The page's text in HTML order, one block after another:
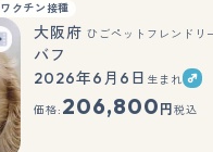
ワクチン接種
も
大阪府 ひごペットフレンドリ
バフ
2026年6月6日 生まれ
価格: 206,800 円 税込